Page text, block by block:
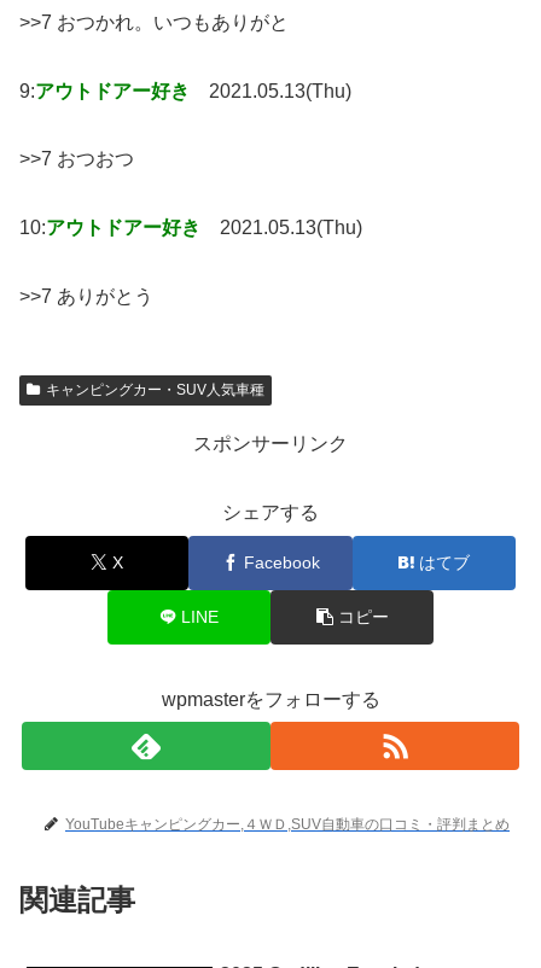
>>7 おつかれ。いつもありがと
9:アウトドアー好き 2021.05.13(Thu)
>>7 おつおつ
10:アウトドアー好き 2021.05.13(Thu)
>>7 ありがとう
キャンピングカー・SUV人気車種
スポンサーリンク
シェアする
X Facebook はてブ
LINE コピー
wpmasterをフォローする
YouTubeキャンピングカー,４ＷＤ,SUV自動車の口コミ・評判まとめ
関連記事